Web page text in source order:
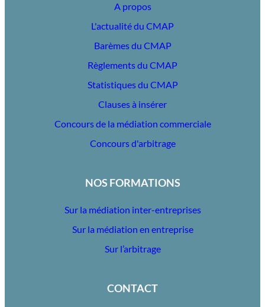
A propos
L'actualité du CMAP
Barèmes du CMAP
Règlements du CMAP
Statistiques du CMAP
Clauses à insérer
Concours de la médiation commerciale
Concours d'arbitrage
NOS FORMATIONS
Sur la médiation inter-entreprises
Sur la médiation en entreprise
Sur l’arbitrage
CONTACT